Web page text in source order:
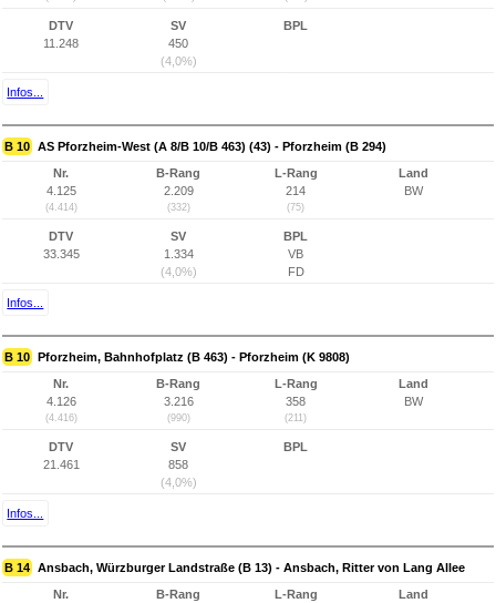
DTV
11.248
SV
450
(4,0%)
BPL
Infos...
B 10 AS Pforzheim-West (A 8/B 10/B 463) (43) - Pforzheim (B 294)
Nr.
4.125
(4.414)
B-Rang
2.209
(332)
L-Rang
214
(75)
Land
BW
DTV
33.345
SV
1.334
(4,0%)
BPL
VB
FD
Infos...
B 10 Pforzheim, Bahnhofplatz (B 463) - Pforzheim (K 9808)
Nr.
4.126
(4.416)
B-Rang
3.216
(990)
L-Rang
358
(211)
Land
BW
DTV
21.461
SV
858
(4,0%)
BPL
Infos...
B 14 Ansbach, Würzburger Landstraße (B 13) - Ansbach, Ritter von Lang Allee
Nr.
B-Rang
L-Rang
Land